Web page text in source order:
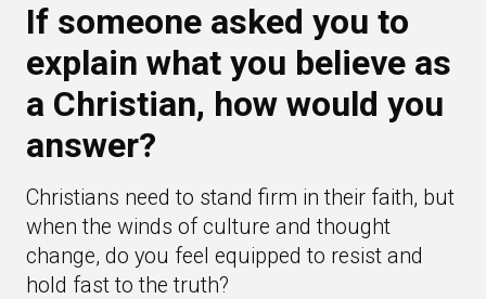
If someone asked you to
explain what you believe as
a Christian, how would you
answer?
Christians need to stand firm in their faith, but
when the winds of culture and thought
change, do you feel equipped to resist and
hold fast to the truth?